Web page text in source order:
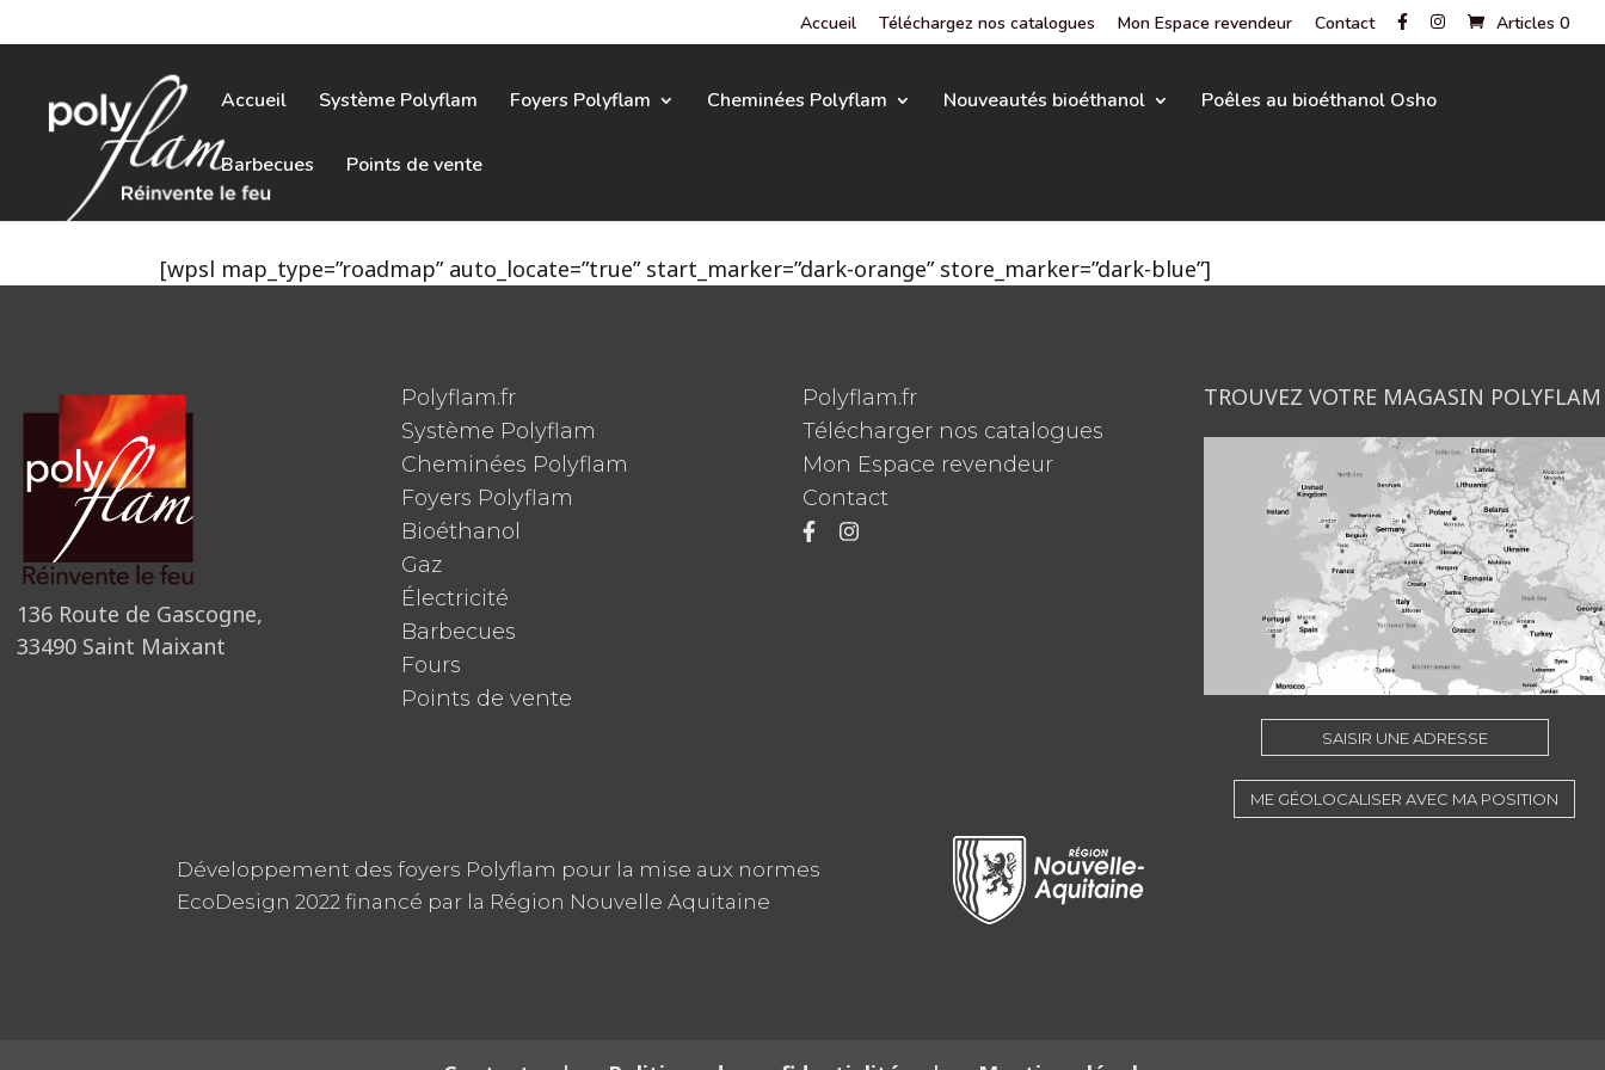
Accueil Téléchargez nos catalogues Mon Espace revendeur Contact Articles 0
Accueil Système Polyflam Foyers Polyflam Cheminées Polyflam Nouveautés bioéthanol Poêles au bioéthanol Osho
Barbecues Points de vente
[wpsl map_type=”roadmap” auto_locate=”true” start_marker=”dark-orange” store_marker=”dark-blue”]
136 Route de Gascogne,
33490 Saint Maixant
Polyflam.fr
Système Polyflam
Cheminées Polyflam
Foyers Polyflam
Bioéthanol
Gaz
Électricité
Barbecues
Fours
Points de vente
Polyflam.fr
Télécharger nos catalogues
Mon Espace revendeur
Contact
TROUVEZ VOTRE MAGASIN POLYFLAM
SAISIR UNE ADRESSE
ME GÉOLOCALISER AVEC MA POSITION
Développement des foyers Polyflam pour la mise aux normes
EcoDesign 2022 financé par la Région Nouvelle Aquitaine